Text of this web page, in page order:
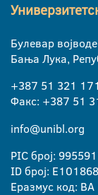
Булевар
Бања Лука,
+387 51 321 171
Факс: +387 51
info@unibl.org
PIC број:
ID број:
Еразмус код: